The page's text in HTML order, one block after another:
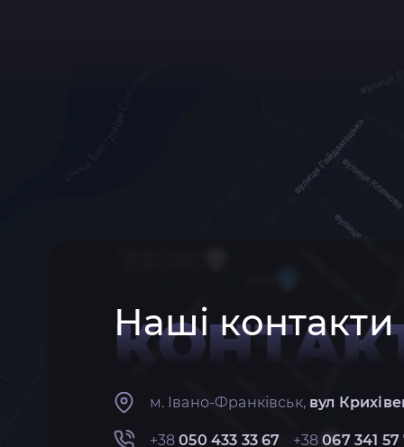
Наші контакти
м. Івано-Франківськ, вул
+38050 433 33 67 +38067 341 57